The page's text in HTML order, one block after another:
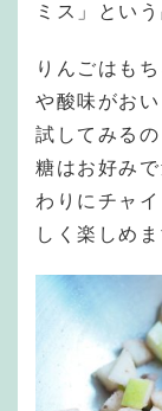
ミス」とい
りんごはも
や酸味がお
試してみる
糖はお好み
わりにチャ
しく楽しめま